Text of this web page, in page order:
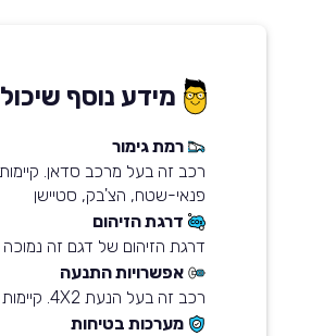
מידע נוסף
רמת גימור
רכב זה בעל מרכב סדאן.
פנאי-שטח, הצ'בק, סטיישן
דרגת הזיהום
דרגת הזיהום של דגם זה נמוכה במיוחד
אפשרויות התנעה
רכב זה בעל הנעת 4X2. קיימות גרסאות נוספות של הדגם עם הנעת 4X4
מערכות בטיחות